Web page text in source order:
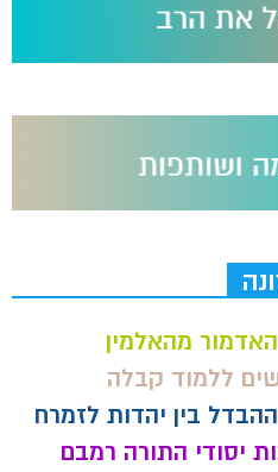
האדמור מהאלמין
ללמוד קבלה
ההבדל בין יהדות לזמרח
יסודי התורה רמבם